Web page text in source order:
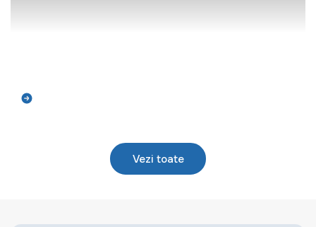
Vezi toate